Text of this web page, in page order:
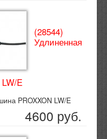
(28544)
Удлиненная
E
PROXXON LW/E
4600 руб.